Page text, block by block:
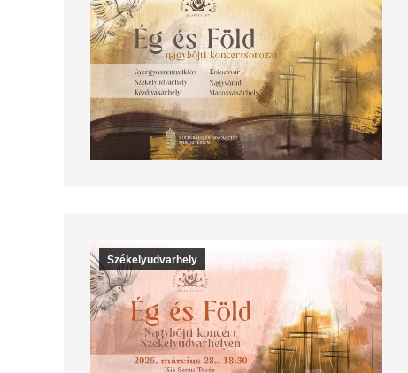
Székelyudvarhely